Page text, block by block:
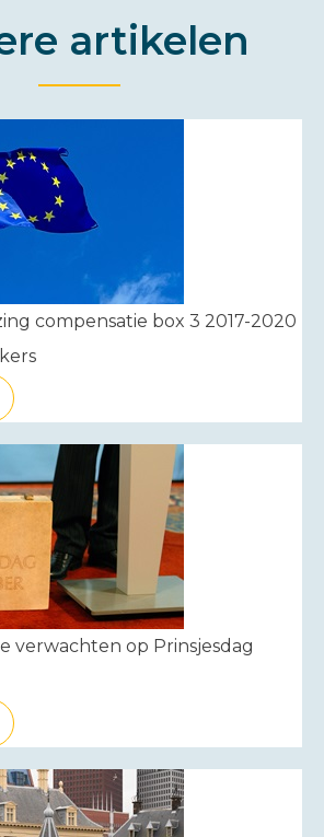
artikelen
compensatie box 3 2017-2020
verwachten op Prinsjesdag